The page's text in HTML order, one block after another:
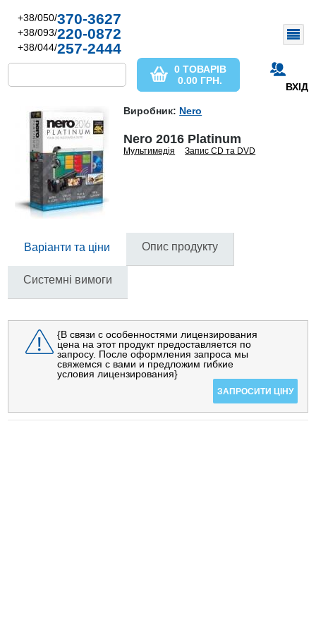
+38/050/370-3627
+38/093/220-0872
+38/044/257-2444
ВХІД
0 ТОВАРІВ
0.00 ГРН.
Виробник: Nero
Nero 2016 Platinum
Мультимедія Запис CD та DVD
Варіанти та ціни Опис продукту
Системні вимоги
{В связи с особенностями лицензирования
цена на этот продукт предоставляется по
запросу. После оформления запроса мы
свяжемся с вами и предложим гибкие
условия лицензирования}
ЗАПРОСИТИ ЦІНУ